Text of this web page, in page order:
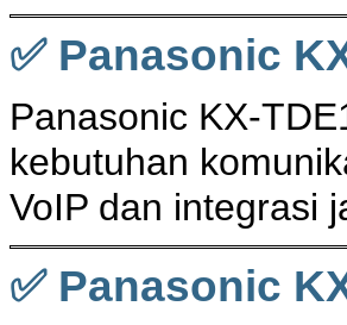
✅ Panasonic
Panasonic KX-
kebutuhan
VoIP dan integrasi
✅ Panasonic